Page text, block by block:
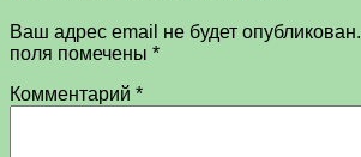
Ваш адрес email не будет опубликован.
поля помечены *
Комментарий *